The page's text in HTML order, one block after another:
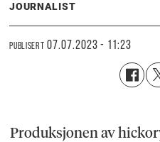
JOURNALIST
PUBLISERT 07.07.2023 - 11:23
Produksjonen av